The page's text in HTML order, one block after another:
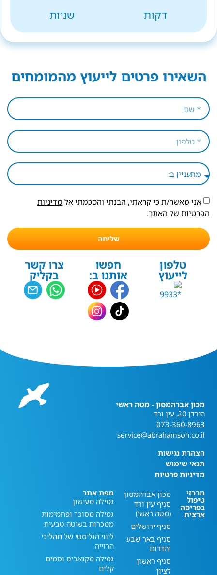
דקות
שניות
השאירו פרטים לייעוץ מהמומחים
אני מאשר/ת כי קראתי, הבנתי והסכמתי אל מדיניות
הפרטיות של האתר.
שליחה
טלפון
לייעוץ
חפשו
אותנו ב:
צרו קשר
בקליק
מכון אברהמסון - מטה ראשי
הירדן 20, עין ורד
073-360-8963
service@abrahamson.co.il
הצהרת נגישות
תנאי שימוש
מדיניות פרטיות
מרכזי
טיפול
בפריסה
ארצית
מכון אברהמסון
סניף עין ורד
(מטה ראשי)
סניף ירושלים
סניף באר שבע
והדרום
סניף ראשון
לציון
מפת אתר
גמילה מעישון
גמילה מסוכר ופחמימות
ממכרות בשיטה טבעית
ליווי הוליסטי של תהליכי
הרזייה
גמילה מקנאביס וסמים
קלים